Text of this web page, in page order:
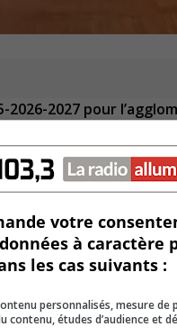
2026-2027 pour
Longueuil, Saint-
en passant de 78,3
en tout.
comparativement à
votre
à caractère
les cas suivants :
personnalisés, mesure de
contenu, études d’audience et